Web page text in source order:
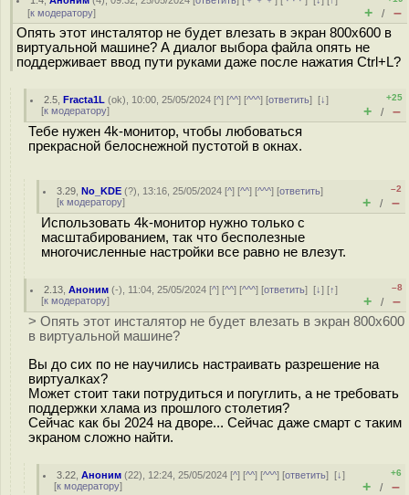
[к модератору] + / –
Опять этот инсталятор не будет влезать в экран 800x600 в
виртуальной машине? А диалог выбора файла опять не
поддерживает ввод пути руками даже после нажатия Ctrl+L?
2.5 ,Fracta1L (ok), 10:00, 25/05/2024 [^] [^^] [^^^] [ответить][↓]
[к модератору]
+25
+ / –
Тебе нужен 4k-монитор, чтобы любоваться
прекрасной белоснежной пустотой в окнах.
3.29 ,No_KDE (?), 13:16, 25/05/2024 [^] [^^] [^^^] [ответить]
[к модератору]
–2
+ / –
Использовать 4k-монитор нужно только с
масштабированием, так что бесполезные
многочисленные настройки все равно не влезут.
2.13 ,Аноним (-), 11:04, 25/05/2024 [^] [^^] [^^^] [ответить][↓] [↑]
[к модератору]
–8
+ / –
> Опять этот инсталятор не будет влезать в экран 800x600
в виртуальной машине?
Вы до сих по не научились настраивать разрешение на
виртуалках?
Может стоит таки потрудиться и погуглить, а не требовать
поддержки хлама из прошлого столетия?
Сейчас как бы 2024 на дворе... Сейчас даже смарт с таким
экраном сложно найти.
3.22 ,Аноним (22), 12:24, 25/05/2024 [^] [^^] [^^^] [ответить][↓]
[к модератору]
+6
+ / –